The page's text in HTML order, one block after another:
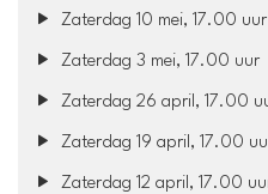
Zaterdag 10 mei, 17.00 uur
Zaterdag 3 mei, 17.00 uur
Zaterdag 26 april, 17.00
Zaterdag 19 april, 17.00
Zaterdag 12 april, 17.00